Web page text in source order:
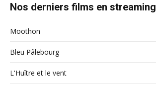
Nos derniers films en streaming
Moothon
Bleu Pâlebourg
L'Huître et le vent